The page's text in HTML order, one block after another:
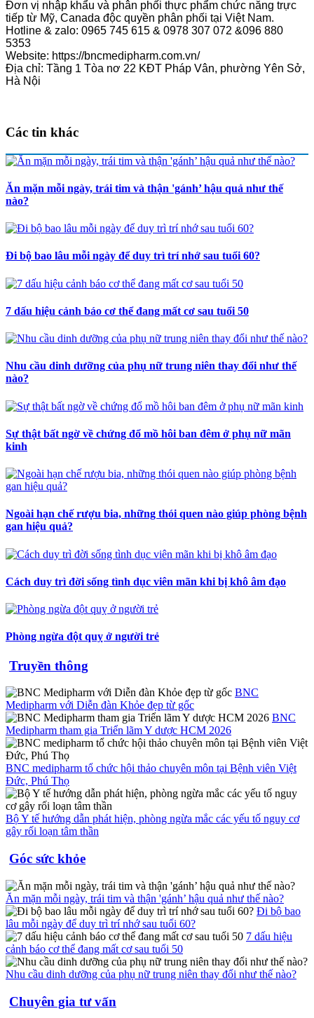
Đơn vị nhập khẩu và phân phối thực phẩm chức năng trực
tiếp từ Mỹ, Canada độc quyền phân phối tại Việt Nam.
Hotline & zalo: 0965 745 615 & 0978 307 072 &096 880
5353
Website: https://bncmedipharm.com.vn/
Địa chỉ: Tầng 1 Tòa nơ 22 KĐT Pháp Vân, phường Yên Sở,
Hà Nội
Các tin khác
Ăn mặn mỗi ngày, trái tim và thận 'gánh’ hậu quả như thế
nào?
Đi bộ bao lâu mỗi ngày để duy trì trí nhớ sau tuổi 60?
7 dấu hiệu cảnh báo cơ thể đang mất cơ sau tuổi 50
Nhu cầu dinh dưỡng của phụ nữ trung niên thay đổi như thế
nào?
Sự thật bất ngờ về chứng đổ mồ hôi ban đêm ở phụ nữ mãn
kinh
Ngoài hạn chế rượu bia, những thói quen nào giúp phòng bệnh
gan hiệu quả?
Cách duy trì đời sống tình dục viên mãn khi bị khô âm đạo
Phòng ngừa đột quỵ ở người trẻ
Truyền thông
BNC
Medipharm với Diễn đàn Khỏe đẹp từ gốc
BNC
Medipharm tham gia Triển lãm Y dược HCM 2026
BNC medipharm tổ chức hội thảo chuyên môn tại Bệnh viên Việt
Đức, Phú Thọ
Bộ Y tế hướng dẫn phát hiện, phòng ngừa mắc các yếu tố nguy cơ
gây rối loạn tâm thần
Góc sức khỏe
Ăn mặn mỗi ngày, trái tim và thận 'gánh’ hậu quả như thế nào?
Đi bộ bao
lâu mỗi ngày để duy trì trí nhớ sau tuổi 60?
7 dấu hiệu
cảnh báo cơ thể đang mất cơ sau tuổi 50
Nhu cầu dinh dưỡng của phụ nữ trung niên thay đổi như thế nào?
Chuyên gia tư vấn